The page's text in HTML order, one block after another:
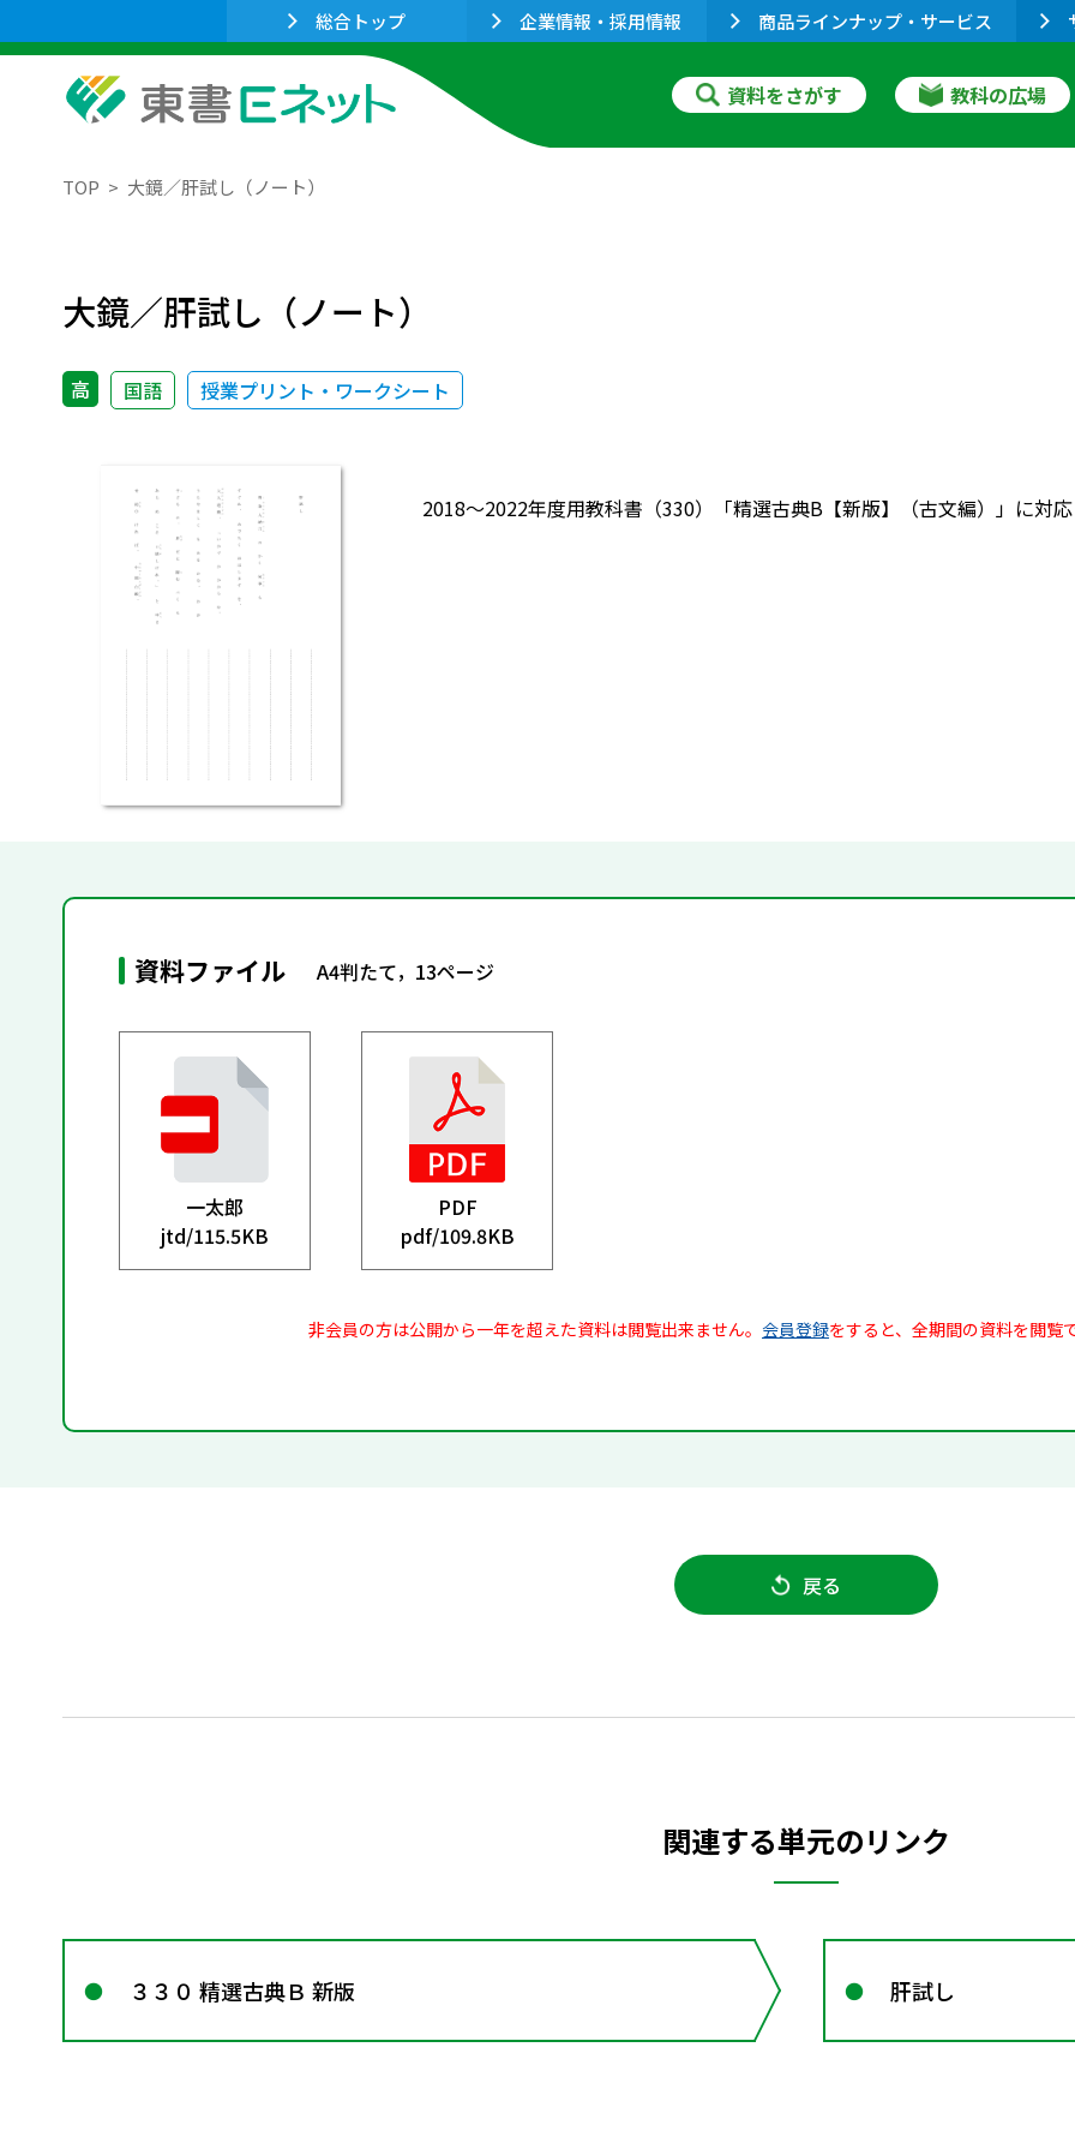
総合トップ 企業情報・採用情報 商品ラインナップ・サービス
資料をさがす 教科の広場
TOP 大鏡／肝試し（ノート）
大鏡／肝試し（ノート）
高 国語 授業プリント・ワークシート
2018～2022年度用教科書（330）「精選古典B【新版】（古文編）」に対
資料ファイル A4判たて，13ページ
一太郎
jtd/115.5KB
PDF
pdf/109.8KB
非会員の方は公開から一年を超えた資料は閲覧出来ません。 会員登録をすると、全期間の資料を閲覧
戻る
関連する単元のリンク
３３０ 精選古典Ｂ 新版 肝試し